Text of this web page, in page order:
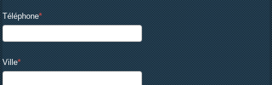
Téléphone
Ville